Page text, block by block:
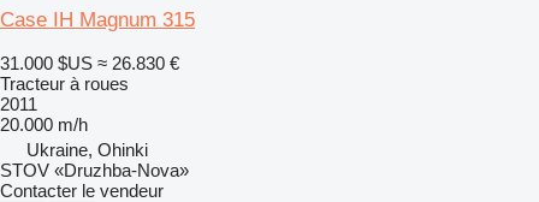
Case IH Magnum 315
31.000 $US ≈ 26.830 €
Tracteur à roues
2011
20.000 m/h
Ukraine, Ohinki
STOV «Druzhba-Nova»
Contacter le vendeur